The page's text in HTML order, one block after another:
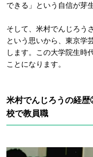
できる」という自信が芽
そして、米村でんじろう
という思いから、 東京学
します。
この大学院生時
ことになります。
米村でんじろうの経
校で教員職